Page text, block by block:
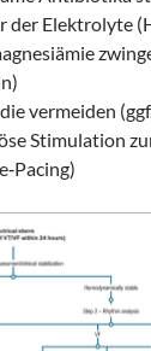
der Elektrolyte
vermeiden
Stimulation